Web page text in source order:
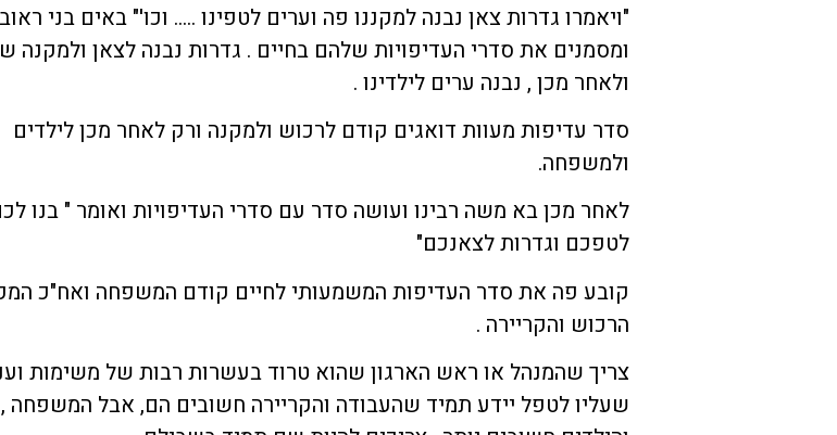
"ויאמרו גדרות צאן נבנה למקננו פה וערים לטפינו ….. וכו'" באים בני
ומסמנים את סדרי העדיפויות שלהם בחיים . גדרות נבנה לצאן ולמקנה
ולאחר מכן , נבנה ערים לילדינו .
סדר עדיפות מעוות דואגים קודם לרכוש ולמקנה ורק לאחר מכן לילדים
ולמשפחה.
לאחר מכן בא משה רבינו ועושה סדר עם סדרי העדיפויות ואומר " בנו
לטפכם וגדרות לצאנכם"
קובע פה את סדר העדיפות המשמעותי לחיים קודם המשפחה ואח"כ
הרכוש והקריירה .
צריך שהמנהל או ראש הארגון שהוא טרוד בעשרות רבות של משימות
שעליו לטפל יידע תמיד שהעבודה והקריירה חשובים הם, אבל המשפחה ,